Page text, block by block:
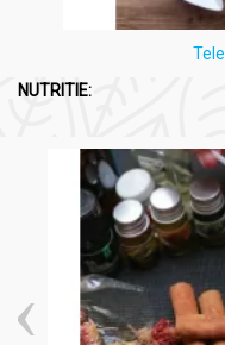
Consultati medicul
cazul in care
Doza recomandată:
1 capsulă pe zi.
NUTRITIE: